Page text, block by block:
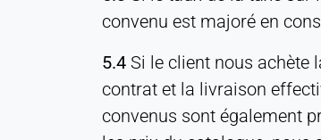
convenu est majoré en
5.4 Si le client nous achète
contrat et la livraison
convenus sont également